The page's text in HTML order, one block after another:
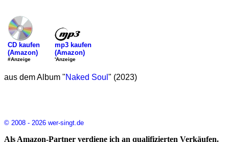
CD kaufen
(Amazon)
#Anzeige
mp3 kaufen
(Amazon)
'Anzeige
aus dem Album "Naked Soul " (2023)
© 2008 - 2026 wer-singt.de
Als Amazon-Partner verdiene ich an qualifizierten Verkäufen.